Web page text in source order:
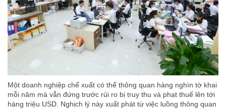
Một doanh nghiệp chế xuất có thể thông quan hàng nghìn tờ khai
mỗi năm mà vẫn đứng trước rủi ro bị truy thu và phạt thuế lên tới
hàng triệu USD. Nghịch lý này xuất phát từ việc luồng thông quan